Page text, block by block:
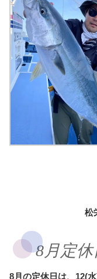
松
8月定休
8月の定休日は、12(